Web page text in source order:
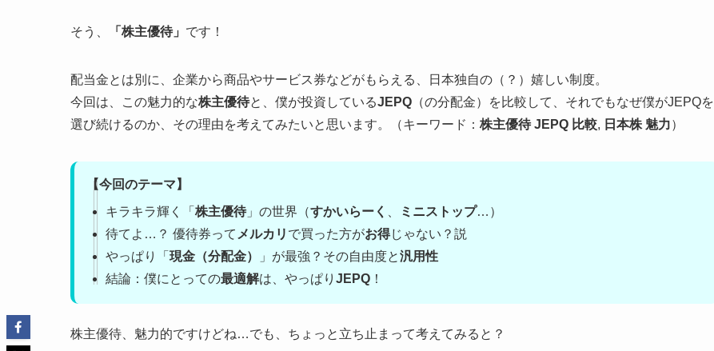
そう、 「株主優待」 です！
配当金とは別に、企業から商品やサービス券などがもらえる、日本独自の（？）嬉しい制度。
今回は、この魅力的な株主優待と、僕が投資しているJEPQ （の分配金）を比較して、それでもなぜ僕がJEPQを
選び続けるのか、その理由を考えてみたいと思います。（キーワード： 株主優待 JEPQ 比較, 日本株 魅力）
【今回のテーマ】
キラキラ輝く「 株主優待」の世界（すかいらーく 、 ミニストップ…）
待てよ…？ 優待券ってメルカリ で買った方がお得じゃない？説
やっぱり「 現金（分配金） 」が最強？その自由度と汎用性
結論：僕にとっての最適解は、やっぱり JEPQ ！
株主優待、魅力的ですけどね…でも、ちょっと立ち止まって考えてみると？